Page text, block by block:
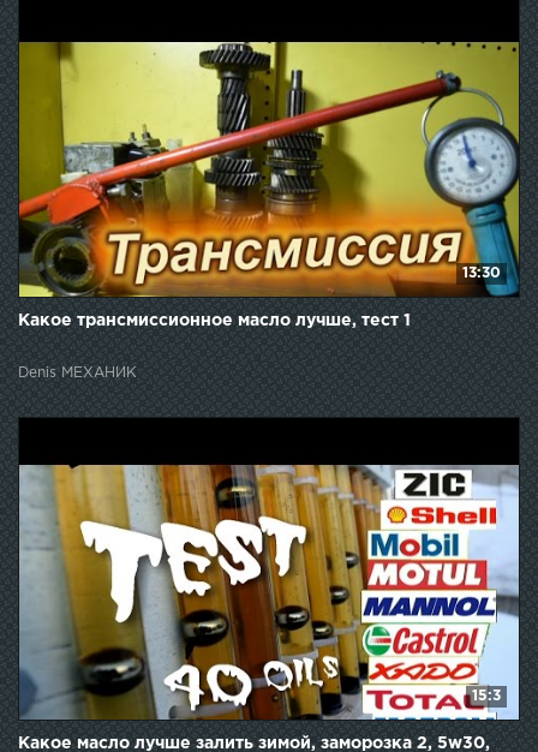
13:30
Какое трансмиссионное масло лучше, тест 1
Denis МЕХАНИК
15:3
Какое масло лучше залить зимой, заморозка 2, 5w30,